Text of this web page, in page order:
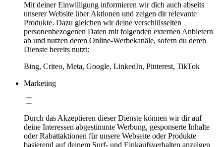
Mit deiner Einwilligung informieren wir dich auch abseits
unserer Website über Aktionen und zeigen dir relevante
Produkte. Dazu gleichen wir deine verschlüsselten
personenbezogenen Daten mit folgenden externen Anbietern
ab und nutzen deren Online-Werbekanäle, sofern du deren
Dienste bereits nutzt:
Bing, Criteo, Meta, Google, LinkedIn, Pinterest, TikTok
Marketing
Durch das Akzeptieren dieser Dienste können wir dir auf
deine Interessen abgestimmte Werbung, gesponserte Inhalte
oder Rabattaktionen für unsere Webseite oder Produkte
basierend auf deinem Surf- und Einkaufsverhalten anzeigen